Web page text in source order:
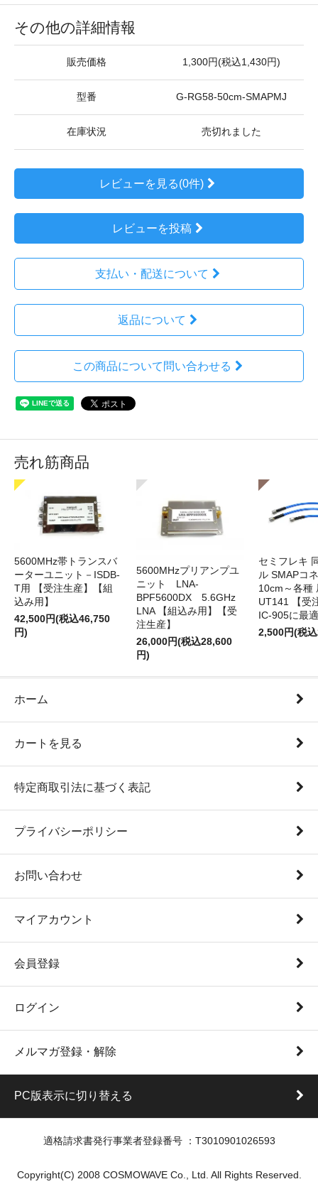
その他の詳細情報
販売価格 1,300円(税込1,430円)
型番 G-RG58-50cm-SMAPMJ
在庫状況 売切れました
レビューを見る(0件)
レビューを投稿
支払い・配送について
返品について
この商品について問い合わせる
売れ筋商品
5600MHz帯トランスバ
ーターユニット－ISDB-
T用 【受注生産】【組
込み用】
42,500円(税込46,750
円)
5600MHzプリアンプユ
ニット LNA-
BPF5600DX 5.6GHz
LNA 【組込み用】【受
注生産】
26,000円(税込28,600
円)
セミフレキ
ル SMAPコ
10cm～各種
UT141 【
IC-905に最適
2,500円(税
ホーム
カートを見る
特定商取引法に基づく表記
プライバシーポリシー
お問い合わせ
マイアカウント
会員登録
ログイン
メルマガ登録・解除
PC版表示に切り替える
適格請求書発行事業者登録番号 ：T3010901026593
Copyright(C) 2008 COSMOWAVE Co., Ltd. All Rights Reserved.